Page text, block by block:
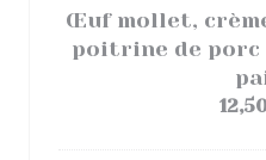
Œuf mollet,
poitrine de porc